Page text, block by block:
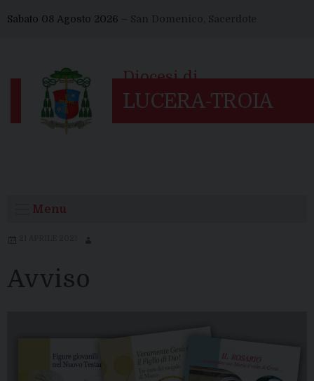
toSabato 08 Agosto 2026 – San Domenico, Sacerdote
Menu
Avviso